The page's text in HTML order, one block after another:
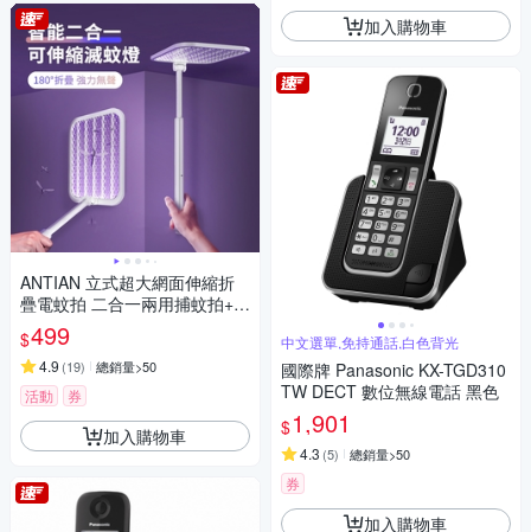
ANTIAN 立式超大網面伸縮折
疊電蚊拍 二合一兩用捕蚊拍+捕
蚊燈 USB充電式滅蚊器
$499
4.9 (19) 總銷量>50
活動 券
加入購物車
加入購物車
中文選單,免持通話,白色背光
國際牌 Panasonic KX-TGD310
TW DECT 數位無線電話 黑色
$1,901
4.3 (5) 總銷量>50
券
加入購物車